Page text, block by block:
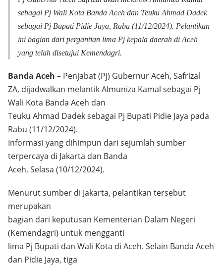
sebagai Pj Wali Kota Banda Aceh dan Teuku Ahmad Dadek
sebagai Pj Bupati Pidie Jaya, Rabu (11/12/2024). Pelantikan
ini bagian dari pergantian lima Pj kepala daerah di Aceh
yang telah disetujui Kemendagri.
Banda Aceh – Penjabat (Pj) Gubernur Aceh, Safrizal
ZA, dijadwalkan melantik Almuniza Kamal sebagai Pj
Wali Kota Banda Aceh dan
Teuku Ahmad Dadek sebagai Pj Bupati Pidie Jaya pada
Rabu (11/12/2024).
Informasi yang dihimpun dari sejumlah sumber
terpercaya di Jakarta dan Banda
Aceh, Selasa (10/12/2024).
Menurut sumber di Jakarta, pelantikan tersebut
merupakan
bagian dari keputusan Kementerian Dalam Negeri
(Kemendagri) untuk mengganti
lima Pj Bupati dan Wali Kota di Aceh. Selain Banda Aceh
dan Pidie Jaya, tiga